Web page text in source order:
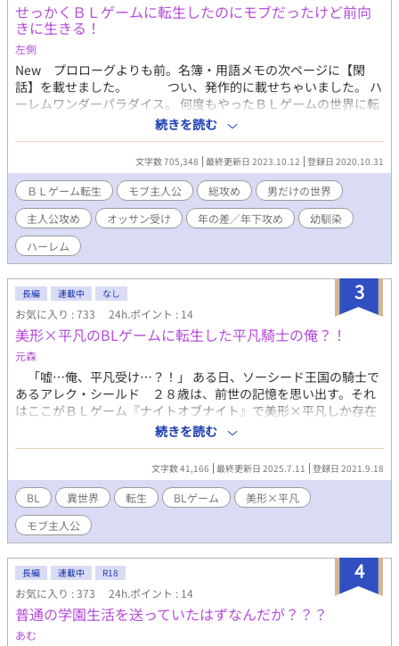
せっかくＢＬゲームに転生したのにモブだったけど前向
きに生きる！
左側
New プロローグよりも前。名簿・用語メモの次ページに【閑
話】を載せました。 つい、発作的に載せちゃいました。 ハ
ーレムワンダーパラダイス。 何度もやったＢＬゲームの世界に転
生したのにモブキャラだった、隠れゲイで腐男子の元・日本人。
モブだからどうせハーレムなんかに関われないから、せめて周り
のイチャイチャを見て妄想を膨らませようとするが……。 実際の
世界は、知ってるゲーム情報とちょっとだけ違ってて。 ※簡単な
メモ程度にキャラ一覧などを載せてみました。 ※主人公の下半身
緩め。ネコはチョロめでお送りします。ご注意を。 ※タグ付けの
センスが無いので、付けるべきタグがあればお知らせください。
※Ｒ指定は保険です。
続きを読む
文字数 705,348 最終更新日 2023.10.12 登録日 2020.10.31
ＢＬゲーム転生 モブ主人公 総攻め
男だけの世界
主人公攻め
オッサン受け 年の差／年下攻め
幼馴染
ハーレム
3
長編 連載中 なし
お気に入り : 733 24h.ポイント : 14
美形×平凡のBLゲームに転生した平凡騎士の俺？！
元森
「嘘…俺、平凡受け…？！」 ある日、ソーシード王国の騎士で
あるアレク・シールド ２８歳は、前世の記憶を思い出す。それ
はここがＢＬゲーム『ナイトオブナイト』で美形×平凡しか存在
しない世界であること―――。そして自分は主人公の友人である
モブであるということを。そしてゲームのマスコットキャラクタ
ー：セーブたんが出てきて『キミを最強の受けにする』と言い出
して―――？！ 隠し攻略キャラ（俺様ヤンデレ美形攻め）×気高
い平凡騎士受けのハチャメチャ転生騎士ライフ！
続きを読む
文字数 41,166 最終更新日 2025.7.11 登録日 2021.9.18
BL 異世界 転生 BLゲーム
美形×平凡
モブ主人公
4
長編 連載中 R18
お気に入り : 373 24h.ポイント : 14
普通の学園生活を送っていたはずなんだが？？？
あむ